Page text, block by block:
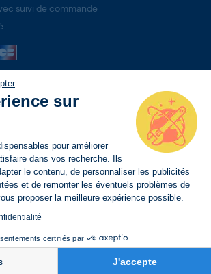
sur
pour améliorer
dans vos recherche. Ils
le contenu, de personnaliser les publicités
et de remonter les éventuels problèmes de
proposer la meilleure expérience possible.
certifiés par
J'accepte
suivi de commande
BESOIN D’AIDE